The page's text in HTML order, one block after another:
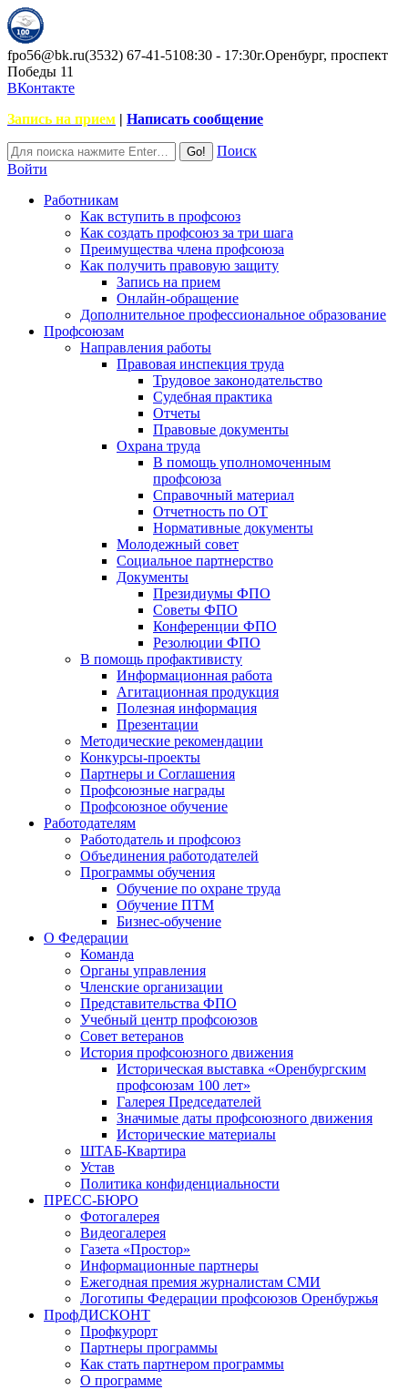
fpo56@bk.ru(3532) 67-41-5108:30 - 17:30г.Оренбург, проспект
Победы 11
ВКонтакте
Запись на прием | Написать сообщение
Поиск
Войти
Работникам
Как вступить в профсоюз
Как создать профсоюз за три шага
Преимущества члена профсоюза
Как получить правовую защиту
Запись на прием
Онлайн-обращение
Дополнительное профессиональное образование
Профсоюзам
Направления работы
Правовая инспекция труда
Трудовое законодательство
Судебная практика
Отчеты
Правовые документы
Охрана труда
В помощь уполномоченным
профсоюза
Справочный материал
Отчетность по ОТ
Нормативные документы
Молодежный совет
Социальное партнерство
Документы
Президиумы ФПО
Советы ФПО
Конференции ФПО
Резолюции ФПО
В помощь профактивисту
Информационная работа
Агитационная продукция
Полезная информация
Презентации
Методические рекомендации
Конкурсы-проекты
Партнеры и Соглашения
Профсоюзные награды
Профсоюзное обучение
Работодателям
Работодатель и профсоюз
Объединения работодателей
Программы обучения
Обучение по охране труда
Обучение ПТМ
Бизнес-обучение
О Федерации
Команда
Органы управления
Членские организации
Представительства ФПО
Учебный центр профсоюзов
Совет ветеранов
История профсоюзного движения
Историческая выставка «Оренбургским
профсоюзам 100 лет»
Галерея Председателей
Значимые даты профсоюзного движения
Исторические материалы
ШТАБ-Квартира
Устав
Политика конфиденциальности
ПРЕСС-БЮРО
Фотогалерея
Видеогалерея
Газета «Простор»
Информационные партнеры
Ежегодная премия журналистам СМИ
Логотипы Федерации профсоюзов Оренбуржья
ПрофДИСКОНТ
Профкурорт
Партнеры программы
Как стать партнером программы
О программе